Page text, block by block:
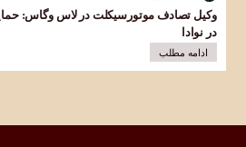
وکیل تصادف موتورسیکلت در لاس وگاس:
در نوادا
ادامه مطلب